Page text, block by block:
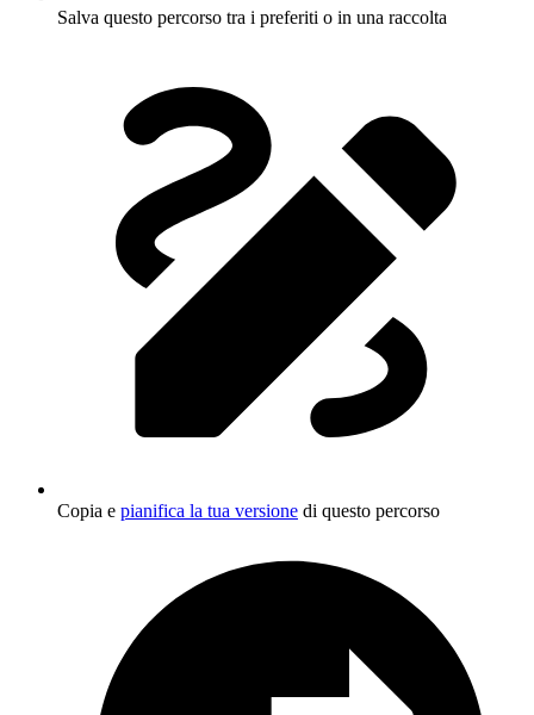
Salva questo percorso tra i preferiti o in una raccolta
Copia e pianifica la tua versione di questo percorso